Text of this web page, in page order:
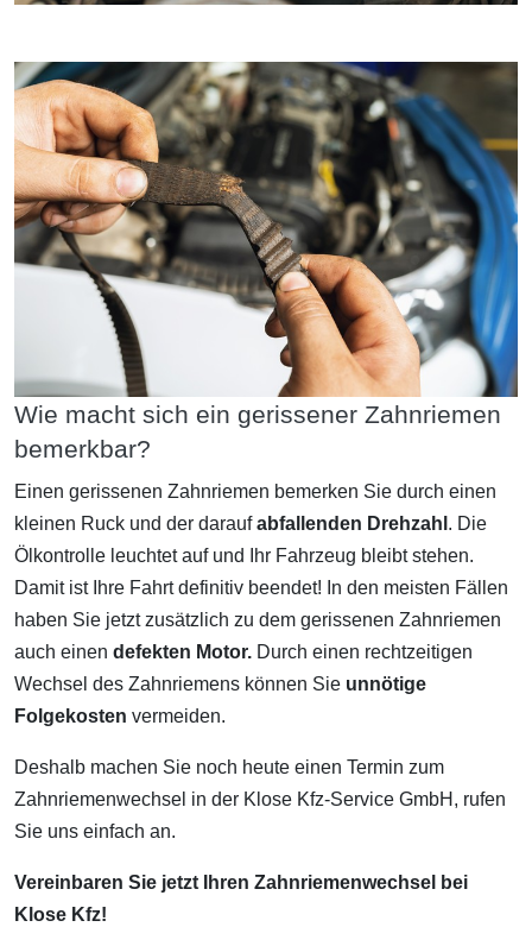
Wie macht sich ein gerissener Zahnriemen
bemerkbar?
Einen gerissenen Zahnriemen bemerken Sie durch einen
kleinen Ruck und der daraufabfallenden Drehzahl . Die
Ölkontrolle leuchtet auf und Ihr Fahrzeug bleibt stehen.
Damit ist Ihre Fahrt definitiv beendet! In den meisten Fällen
haben Sie jetzt zusätzlich zu dem gerissenen Zahnriemen
auch einen defekten Motor. Durch einen rechtzeitigen
Wechsel des Zahnriemens können Sie unnötige
Folgekosten vermeiden.
Deshalb machen Sie noch heute einen Termin zum
Zahnriemenwechsel in der Klose Kfz-Service GmbH, rufen
Sie uns einfach an.
Vereinbaren Sie jetzt Ihren Zahnriemenwechsel bei
Klose Kfz!